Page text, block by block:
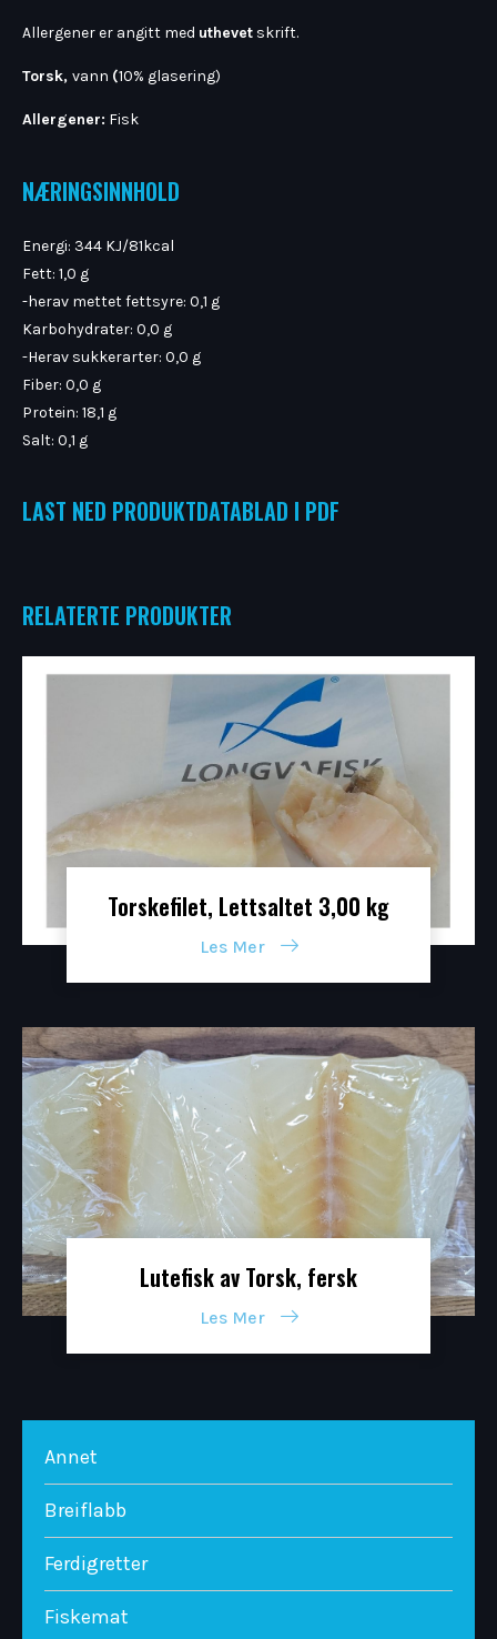
Annet
Breiflabb
Ferdigretter
Fiskemat
Allergener er angitt med uthevet skrift.
Torsk, vann (10% glasering)
Allergener: Fisk
NÆRINGSINNHOLD
Energi: 344 KJ/81kcal
Fett: 1,0 g
-herav mettet fettsyre: 0,1 g
Karbohydrater: 0,0 g
-Herav sukkerarter: 0,0 g
Fiber: 0,0 g
Protein: 18,1 g
Salt: 0,1 g
LAST NED PRODUKTDATABLAD I PDF
RELATERTE PRODUKTER
Torskefilet, Lettsaltet 3,00 kg
Les Mer
Lutefisk av Torsk, fersk
Les Mer